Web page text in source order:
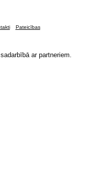
Pateicības
ar partneriem.